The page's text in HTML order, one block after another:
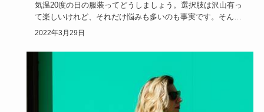
気温20度の日の服装ってどうしましょう。選択肢は沢山有っ
て楽しいけれど、それだけ悩みも多いのも事実です。そんな
気温20度の…
2022年3月29日